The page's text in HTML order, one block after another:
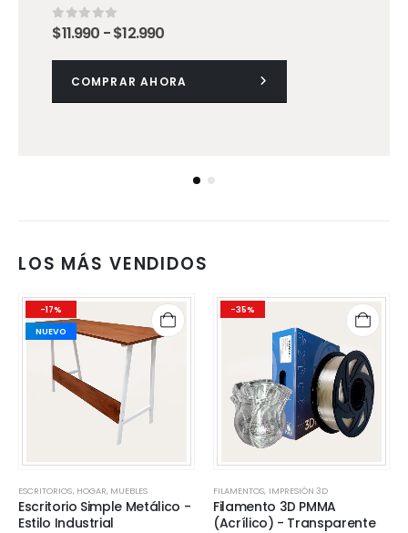
0out of 5
$11.990 -$12.990Rango
precios:
desde
$11.990
hasta
COMPRAR AHORA
LOS MÁS VENDIDOS
-17%
NUEVO
ESCRITORIOS, HOGAR, MUEBLES
Escritorio Simple Metálico -
Estilo Industrial
-35%
FILAMENTOS, IMPRESIÓN 3D
Filamento 3D PMMA
(Acrílico) - Transparente